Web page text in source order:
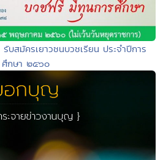
บสมัครเยาวชนบวชเรียน ประจำปีการ
ศึกษา ๒๕๖๐